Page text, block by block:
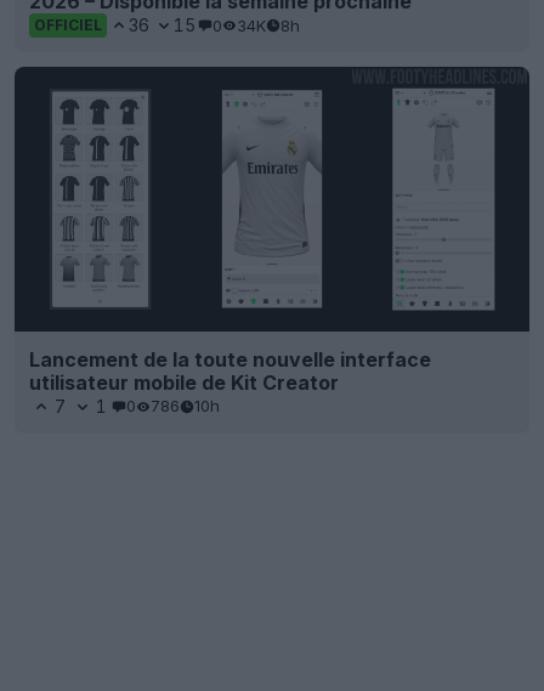
OFFICIEL 36 15 0 34K 8h
Lancement de la toute nouvelle interface
utilisateur mobile de Kit Creator
7 1 0 786 10h